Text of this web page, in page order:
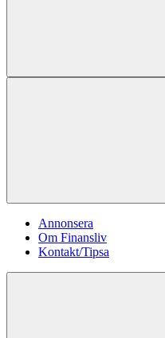
Annonsera
Om Finansliv
Kontakt/Tipsa